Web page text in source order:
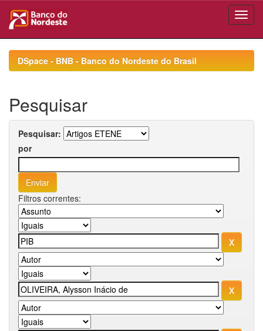
navigationDSpace - BNB - Banco do Nordeste do Brasil
Pesquisar
Pesquisar:
por
Filtros correntes: